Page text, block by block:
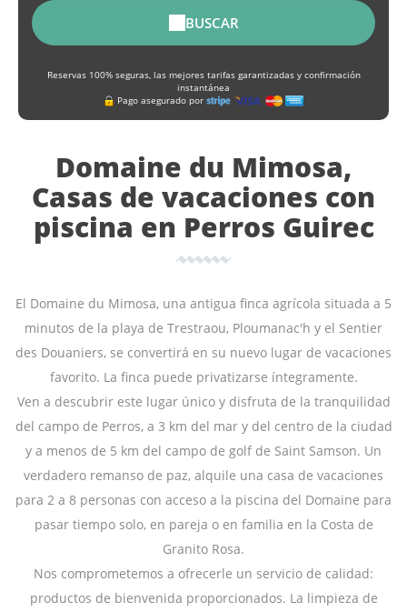
BUSCAR
Reservas 100% seguras, las mejores tarifas garantizadas y confirmación
instantánea
Pago asegurado por
Domaine du Mimosa,
Casas de vacaciones con
piscina en Perros Guirec
El Domaine du Mimosa, una antigua finca agrícola situada a 5
minutos de la playa de Trestraou, Ploumanac'h y el Sentier
des Douaniers, se convertirá en su nuevo lugar de vacaciones
favorito. La finca puede privatizarse íntegramente.
Ven a descubrir este lugar único y disfruta de la tranquilidad
del campo de Perros, a 3 km del mar y del centro de la ciudad
y a menos de 5 km del campo de golf de Saint Samson. Un
verdadero remanso de paz, alquile una casa de vacaciones
para 2 a 8 personas con acceso a la piscina del Domaine para
pasar tiempo solo, en pareja o en familia en la Costa de
Granito Rosa.
Nos comprometemos a ofrecerle un servicio de calidad:
productos de bienvenida proporcionados. La limpieza de